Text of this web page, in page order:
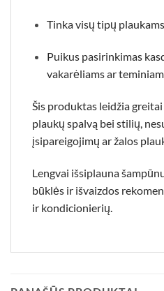
Tinka visų tipų plaukams
Puikus pasirinkimas
vakarėliams ar
Šis produktas leidžia
plaukų spalvą bei stilių,
įsipareigojimų ar žalos
Lengvai išsiplauna
būklės ir išvaizdos
ir kondicionierių.